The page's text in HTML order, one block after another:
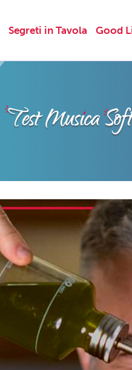
Segreti in Tavola Good